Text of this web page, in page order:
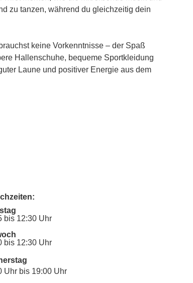
zu tanzen, während du gleichzeitig dein
keine Vorkenntnisse – der Spaß
Hallenschuhe, bequeme Sportkleidung
Laune und positiver Energie aus dem
bis 12:30 Uhr
bis 12:30 Uhr
Uhr bis 19:00 Uhr